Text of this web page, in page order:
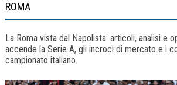
ROMA
La Roma vista dal Napolista: articoli, analisi e
accende la Serie A, gli incroci di mercato e i
campionato italiano.